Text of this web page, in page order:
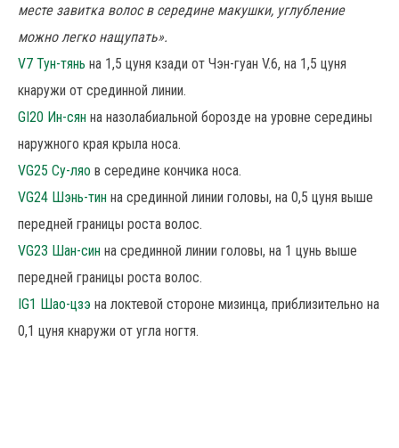
месте завитка волос в середине макушки, углубление
можно легко нащупать».
V7 Тун-тянь на 1,5 цуня кзади от Чэн-гуан V.6, на 1,5 цуня
кнаружи от срединной линии.
GI20 Ин-сян на назолабиальной борозде на уровне середины
наружного края крыла носа.
VG25 Су-ляо в середине кончика носа.
VG24 Шэнь-тин на срединной линии головы, на 0,5 цуня выше
передней границы роста волос.
VG23 Шан-син на срединной линии головы, на 1 цунь выше
передней границы роста волос.
IG1 Шао-цзэ на локтевой стороне мизинца, приблизительно на
0,1 цуня кнаружи от угла ногтя.